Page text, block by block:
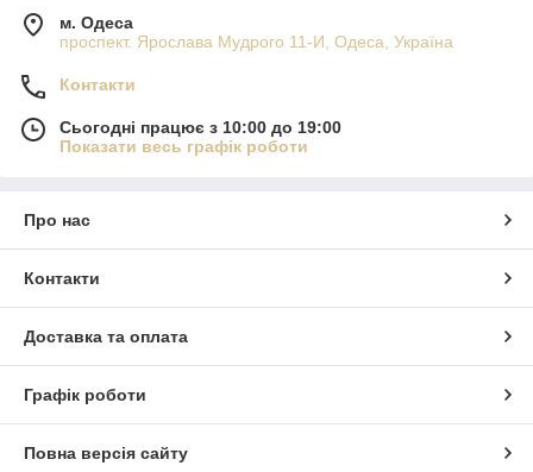
м. Одеса
проспект. Ярослава Мудрого 11-И, Одеса, Україна
Контакти
Сьогодні працює з 10:00 до 19:00
Показати весь графік роботи
Про нас
Контакти
Доставка та оплата
Графік роботи
Повна версія сайту